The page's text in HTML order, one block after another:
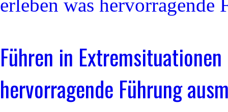
erleben was hervorragende
Führen in
hervorragende Führung